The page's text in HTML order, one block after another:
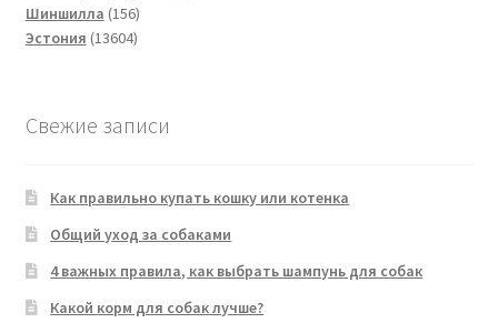
Шиншилла 156156
товаров
Эстония 1360413604
Свежие записи
Как правильно купать кошку или котенка
Общий уход за собаками
4 важных правила, как выбрать шампунь для собак
Какой корм для собак лучше?